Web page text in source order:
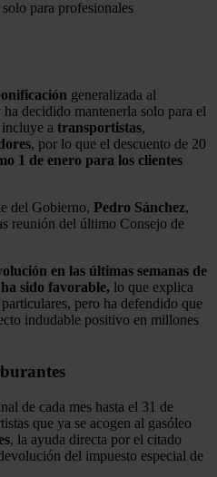
para profesionales
generalizada al
ha decidido mantenerla solo para el
incluye a transportistas,
, por lo que el descuento de 20
1 de enero para los clientes
del Gobierno, Pedro Sánchez,
reunión del último Consejo de
en las últimas semanas de
sido favorable, lo que explica
pero ha defendido que
indudable positivo en millones
de cada mes hasta el 31 de
que ya se acogen al gasóleo
, la ayuda directa por el citado
del impuesto especial de